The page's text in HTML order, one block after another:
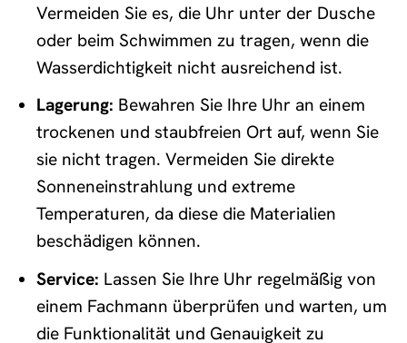
Vermeiden Sie es, die Uhr unter der Dusche
oder beim Schwimmen zu tragen, wenn die
Wasserdichtigkeit nicht ausreichend ist.
Lagerung: Bewahren Sie Ihre Uhr an einem
trockenen und staubfreien Ort auf, wenn Sie
sie nicht tragen. Vermeiden Sie direkte
Sonneneinstrahlung und extreme
Temperaturen, da diese die Materialien
beschädigen können.
Service: Lassen Sie Ihre Uhr regelmäßig von
einem Fachmann überprüfen und warten, um
die Funktionalität und Genauigkeit zu